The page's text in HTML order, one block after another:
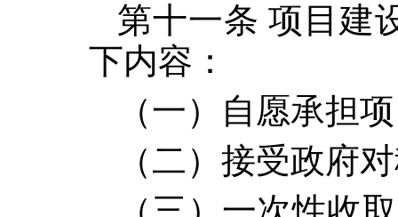
第十一条 项目建
下内容：
（一）自愿承担
（二）接受政府